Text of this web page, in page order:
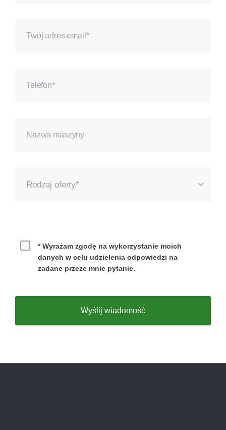
Rodzaj oferty*
Leasing
Wynajem
* Wyrażam zgodę na wykorzystanie moich
danych w celu udzielenia odpowiedzi na
zadane przeze mnie pytanie.
Wyślij wiadomość